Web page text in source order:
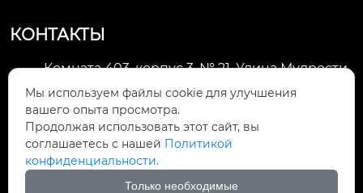
КОНТАКТЫ
Комната 403, корпус 3, № 21, Улица Мудрости,
Зона экономического развития Хуэйшань,
город Уси
li@futaogroup.com

Мы используем файлы cookie для улучшения
вашего опыта просмотра.
Продолжая использовать этот сайт, вы
соглашаетесь с нашей Политикой
конфиденциальности.
Только необходимые